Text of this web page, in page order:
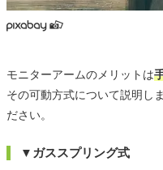
モニターアームのメリットは
その可動方式について説明し
ださい。
▼ガススプリング式